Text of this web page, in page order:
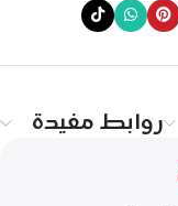
روابط مفيدة